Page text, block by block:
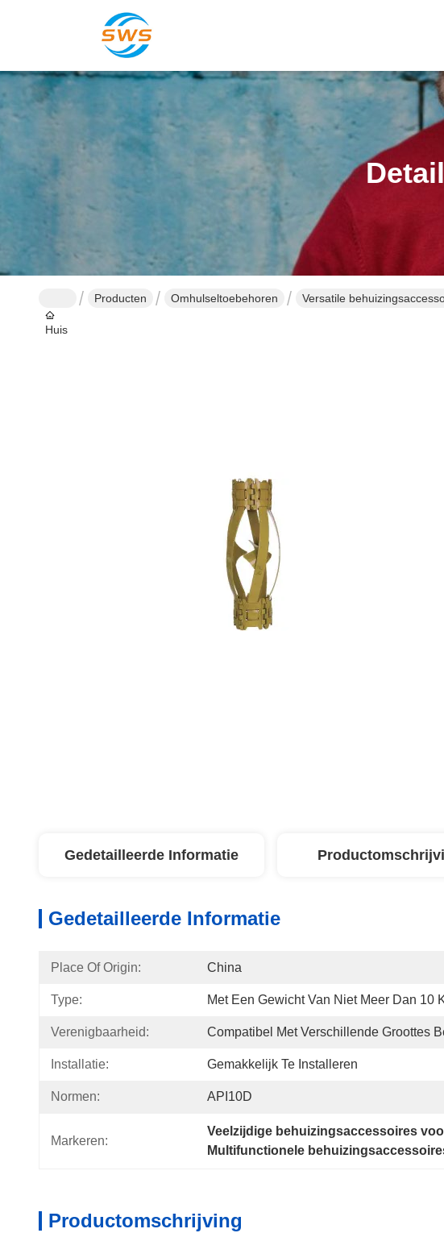
Huis
Producten Omhulseltoebehoren Versatile
Gedetailleerde Informatie
Gedetailleerde Informatie
Place Of Origin: China
Type: Met Een Gewicht Van Niet Meer Dan 10
Verenigbaarheid: Compatibel Met Verschillende Groottes
Installatie: Gemakkelijk Te Installeren
Normen: API10D
Markeren:
Veelzijdige behuizingsaccessoires
Multifunctionele
Productomschrijving